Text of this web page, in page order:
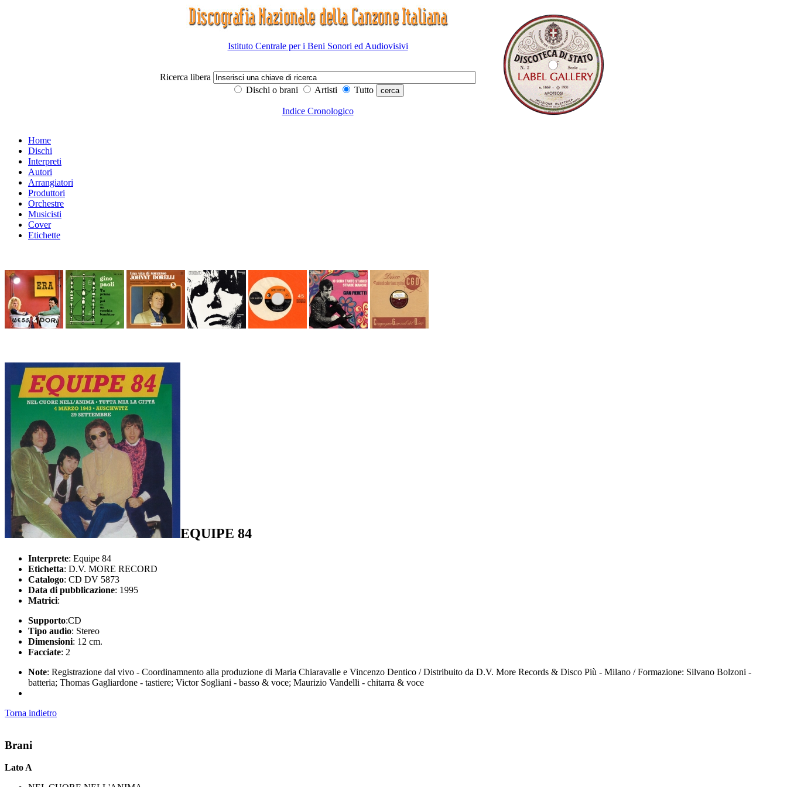
Istituto Centrale per i Beni Sonori ed Audiovisivi
Ricerca libera
Dischi o brani
Artisti Tutto
Indice Cronologico
Home
Dischi
Interpreti
Autori
Arrangiatori
Produttori
Orchestre
Musicisti
Cover
Etichette
EQUIPE 84
Interprete: Equipe 84
Etichetta: D.V. MORE RECORD
Catalogo: CD DV 5873
Data di pubblicazione: 1995
Matrici:
Supporto:CD
Tipo audio: Stereo
Dimensioni: 12 cm.
Facciate: 2
Note: Registrazione dal vivo - Coordinamnento alla produzione di Maria Chiaravalle e Vincenzo Dentico / Distribuito da D.V. More Records & Disco Più - Milano / Formazione: Silvano Bolzoni -
batteria; Thomas Gagliardone - tastiere; Victor Sogliani - basso & voce; Maurizio Vandelli - chitarra & voce
Torna indietro
Brani
Lato A